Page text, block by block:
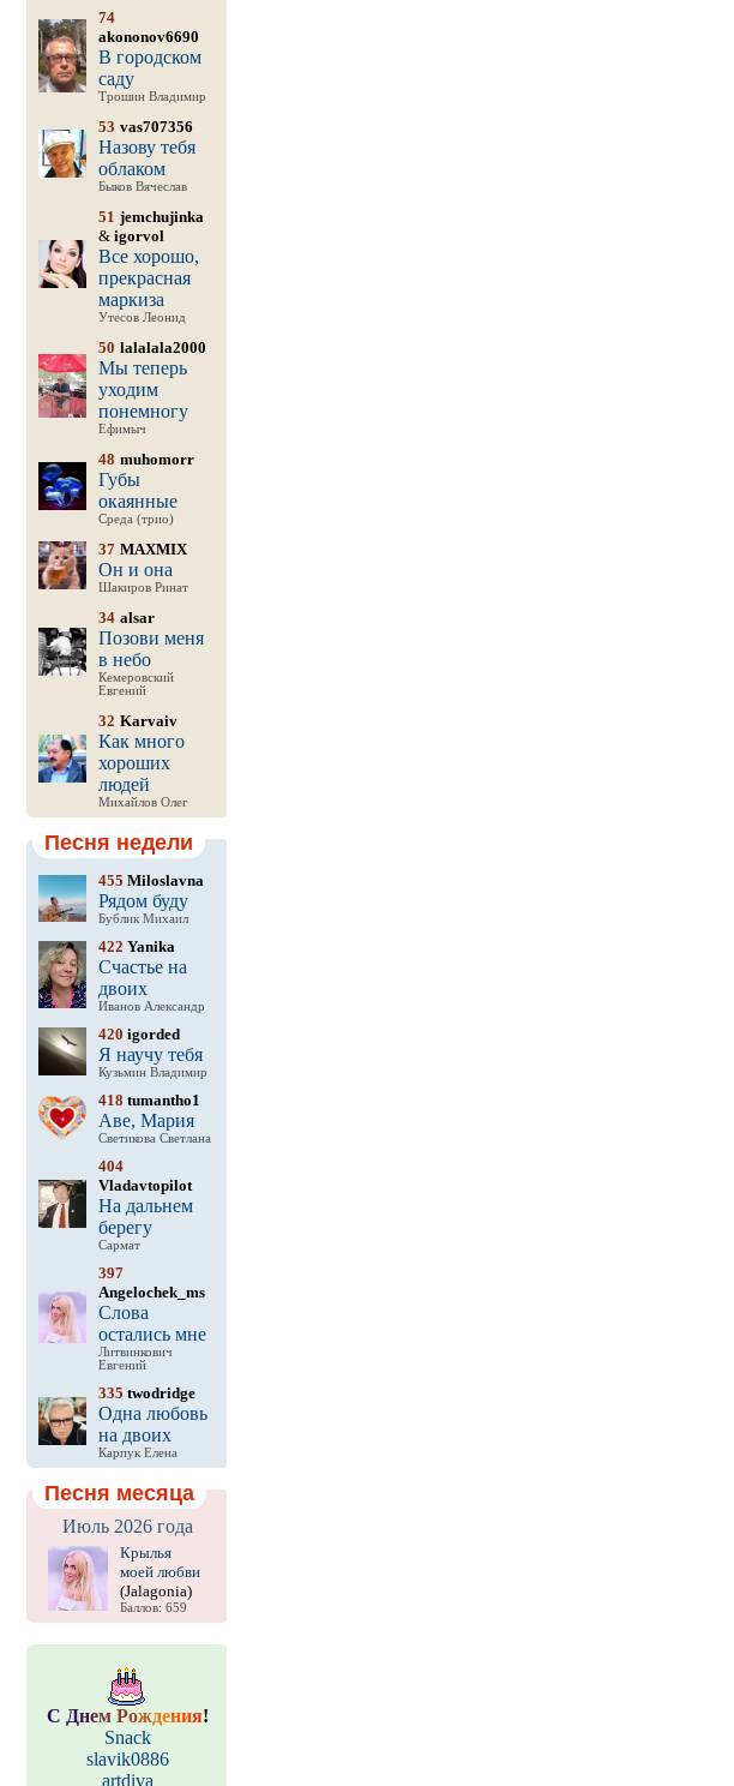
74
akononov6690
В городском
саду
Трошин Владимир
53 vas707356
Назову тебя
облаком
Быков Вячеслав
51 jemchujinka
& igorvol
Все хорошо,
прекрасная
маркиза
Утесов Леонид
50 lalalala2000
Мы теперь
уходим
понемногу
Ефимыч
48 muhomorr
Губы
окаянные
Среда (трио)
37 MAXMIX
Он и она
Шакиров Ринат
34 alsar
Позови меня
в небо
Кемеровский
Евгений
32 Karvaiv
Как много
хороших
людей
Михайлов Олег
Песня недели
455 Miloslavna
Рядом буду
Бублик Михаил
422 Yanika
Счастье на
двоих
Иванов Александр
420 igorded
Я научу тебя
Кузьмин Владимир
418 tumantho1
Аве, Мария
Светикова Светлана
404
Vladavtopilot
На дальнем
берегу
Сармат
397
Angelochek_ms
Слова
остались мне
Литвинкович
Евгений
335 twodridge
Одна любовь
на двоих
Карпук Елена
Песня месяца
Июль 2026 года
Крылья
моей любви
(Jalagonia)
Баллов: 659
С Днем Рождения!
Snack
slavik0886
artdiva